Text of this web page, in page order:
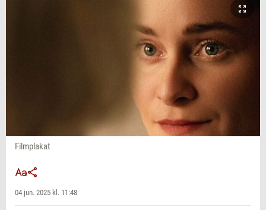
Filmplakat
04 jun. 2025 kl. 11:48